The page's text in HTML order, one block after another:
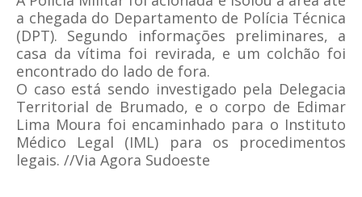
a chegada do Departamento de Polícia Técnica
(DPT). Segundo informações preliminares, a
casa da vítima foi revirada, e um colchão foi
encontrado do lado de fora.
O caso está sendo investigado pela Delegacia
Territorial de Brumado, e o corpo de Edimar
Lima Moura foi encaminhado para o Instituto
Médico Legal (IML) para os procedimentos
legais. //Via Agora Sudoeste